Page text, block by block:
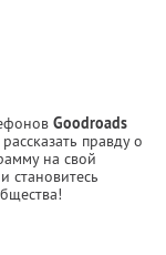
Goodroads
правду о
на свой
становитесь